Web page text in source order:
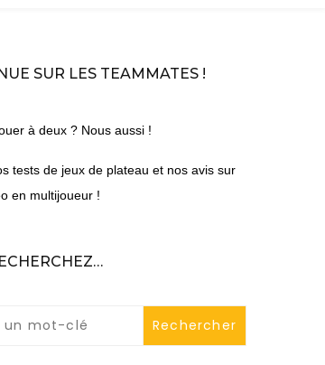
SUR LES TEAMMATES !
à deux ? Nous aussi !
tests de jeux de plateau et nos avis sur
en multijoueur !